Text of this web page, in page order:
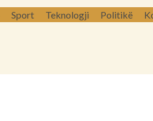
Sport Teknologji Politikë